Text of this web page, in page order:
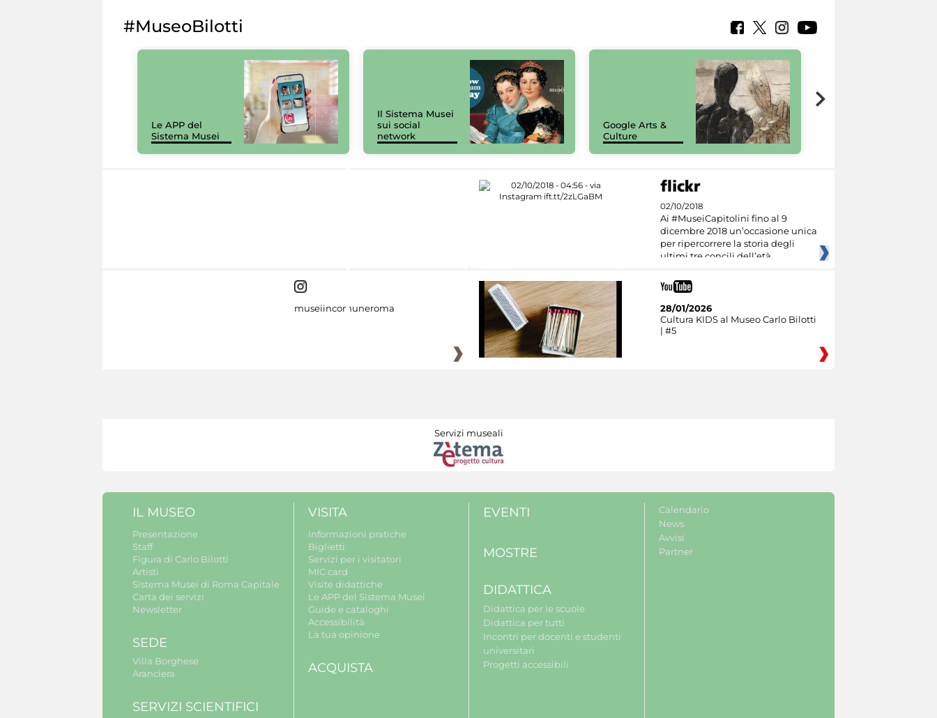
#MuseoBilotti
Le APP del
Sistema Musei
Il Sistema Musei
sui social
network
Google Arts &
Culture
02/10/2018
Ai #MuseiCapitolini fino al 9
dicembre 2018 un’occasione unica
per ripercorrere la storia degli
ultimi tre concili dell’età
museiincomuneroma
28/01/2026
Cultura KIDS al Museo Carlo Bilotti
| #5
Servizi museali
IL MUSEO
Presentazione
Staff
Figura di Carlo Bilotti
Artisti
Sistema Musei di Roma Capitale
Carta dei servizi
Newsletter
SEDE
Villa Borghese
Aranciera
SERVIZI SCIENTIFICI
VISITA
Informazioni pratiche
Biglietti
Servizi per i visitatori
MIC card
Visite didattiche
Le APP del Sistema Musei
Guide e cataloghi
Accessibilità
La tua opinione
ACQUISTA
EVENTI
MOSTRE
DIDATTICA
Didattica per le scuole
Didattica per tutti
Incontri per docenti e studenti
universitari
Progetti accessibili
Calendario
News
Avvisi
Partner